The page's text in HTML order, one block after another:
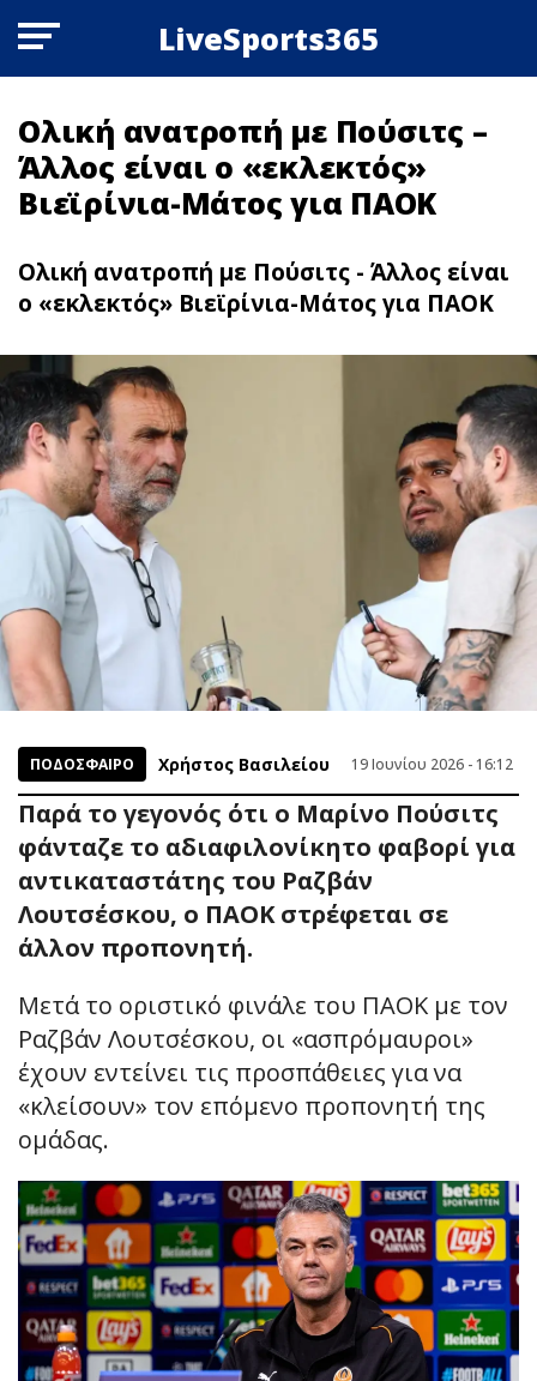
LiveSports365
Ολική ανατροπή με Πούσιτς –
Άλλος είναι ο «εκλεκτός»
Βιεϊρίνια-Μάτος για ΠΑΟΚ
Ολική ανατροπή με Πούσιτς - Άλλος είναι
ο «εκλεκτός» Βιεϊρίνια-Μάτος για ΠΑΟΚ
ΠΟΔΟΣΦΑΙΡΟ Χρήστος Βασιλείου 19 Ιουνίου 2026 - 16:12
Παρά το γεγονός ότι ο Μαρίνο Πούσιτς
φάνταζε το αδιαφιλονίκητο φαβορί για
αντικαταστάτης του Ραζβάν
Λουτσέσκου, ο ΠΑΟΚ στρέφεται σε
άλλον προπονητή.
Μετά το οριστικό φινάλε του ΠΑΟΚ με τον
Ραζβάν Λουτσέσκου, οι «ασπρόμαυροι»
έχουν εντείνει τις προσπάθειες για να
«κλείσουν» τον επόμενο προπονητή της
ομάδας.